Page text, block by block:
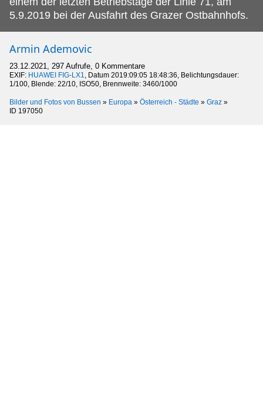
5.9.2019 bei der Ausfahrt des Grazer Ostbahnhofs.
Armin Ademovic
23.12.2021, 297 Aufrufe, 0 Kommentare
EXIF: HUAWEI FIG-LX1, Datum 2019:09:05 18:48:36, Belichtungsdauer:
1/100, Blende: 22/10, ISO50, Brennweite: 3460/1000
Bilder und Fotos von Bussen » Europa » Österreich - Städte » Graz »
ID 197050